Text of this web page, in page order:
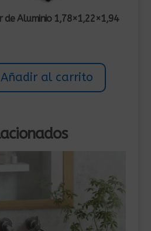
de Aluminio 1,78×1,22×1,94
Añadir al carrito